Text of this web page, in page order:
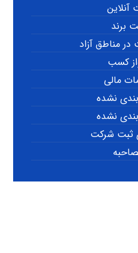
آنلاین
برند
مناطق آزاد
کسب
مالی
نشده
نشده
ثبت شرکت